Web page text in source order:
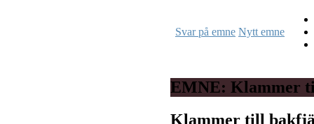
Svar på emne Nytt emne
EMNE: Klammer
Klammer till